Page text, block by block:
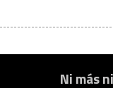
Ni más